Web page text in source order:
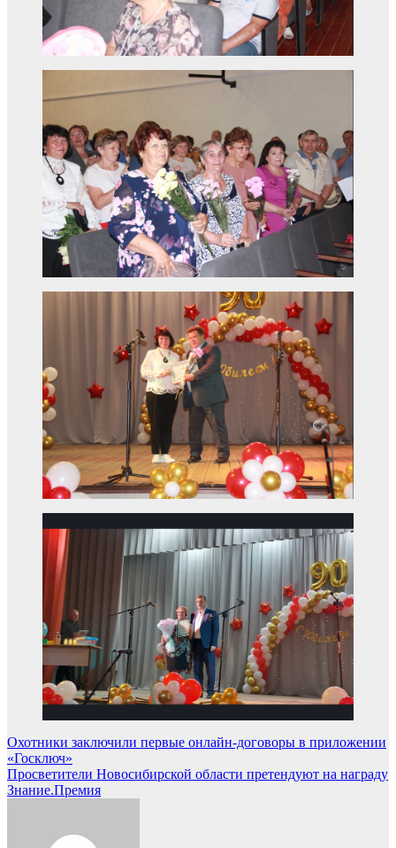
Навигация
по
записям
Охотники заключили первые онлайн-договоры в приложении
«Госключ»
Просветители Новосибирской области претендуют на награду
Знание.Премия